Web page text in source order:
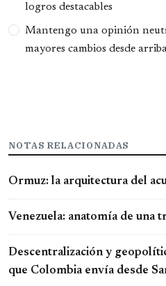
logros destacables
Mantengo una opinión
mayores cambios desde
NOTAS RELACIONADAS
Ormuz: la arquitectura del
Venezuela: anatomía de una
Descentralización y
que Colombia envía desde